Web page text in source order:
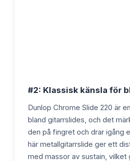
#2: Klassisk känsla för
Dunlop Chrome Slide 220 är
bland gitarrslides, och det
den på fingret och drar igång
här metallgitarrslide ger ett
med massor av sustain, vilket